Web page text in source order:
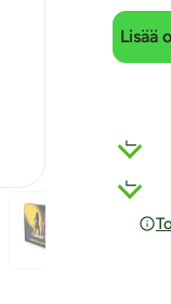
Lisää